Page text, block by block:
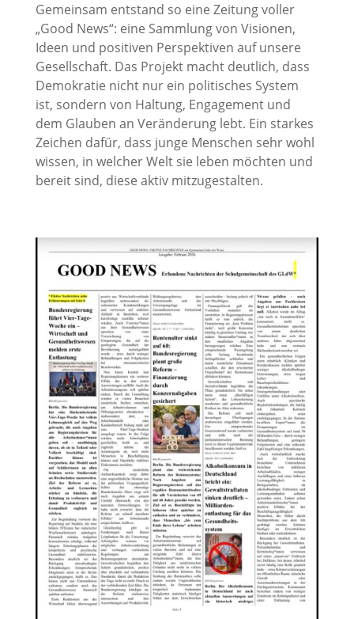
Gemeinsam entstand so eine Zeitung voller
„Good News“: eine Sammlung von Visionen,
Ideen und positiven Perspektiven auf unsere
Gesellschaft. Das Projekt macht deutlich, dass
Demokratie nicht nur ein politisches System
ist, sondern von Haltung, Engagement und
dem Glauben an Veränderung lebt. Ein starkes
Zeichen dafür, dass junge Menschen sehr wohl
wissen, in welcher Welt sie leben möchten und
bereit sind, diese aktiv mitzugestalten.